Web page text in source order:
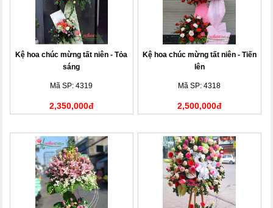
Kệ hoa chúc mừng tất niên - Tỏa
sáng
Mã SP: 4319
2,350,000đ
Kệ hoa chúc mừng tất niên - Tiến
lên
Mã SP: 4318
2,500,000đ